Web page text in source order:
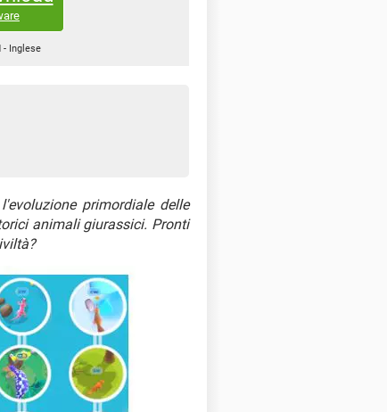
- Inglese
primordiale delle
animali giurassici. Pronti